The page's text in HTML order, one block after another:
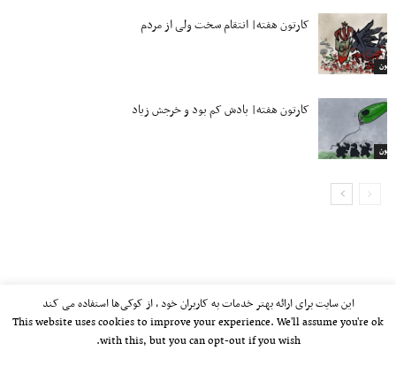
کارتون
کارتون هفته| انتقام سخت ولی از مردم
کارتون
کارتون هفته| بادش کم بود و خرجش زیاد
این سایت برای ارائه بهتر خدمات به کاربران خود ، از کوکی‌ها استفاده می کند
This website uses cookies to improve your experience. We'll assume you're ok
with this, but you can opt-out if you wish.